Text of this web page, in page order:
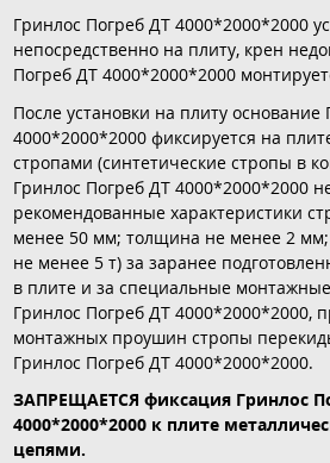
Гринлос Погреб ДТ 4000*2000*2000
непосредственно на плиту, крен
Погреб ДТ 4000*2000*2000
После установки на плиту
4000*2000*2000 фиксируется на
стропами (синтетические стропы в
Гринлос Погреб ДТ 4000*2000*2000
рекомендованные характеристики
менее 50 мм; толщина не менее 2 мм;
не менее 5 т) за заранее
в плите и за специальные
Гринлос Погреб ДТ 4000*2000*2000,
монтажных проушин стропы
Гринлос Погреб ДТ 4000*2000*2000.
ЗАПРЕЩАЕТСЯ фиксация Гринлос
4000*2000*2000 к плите
цепями.